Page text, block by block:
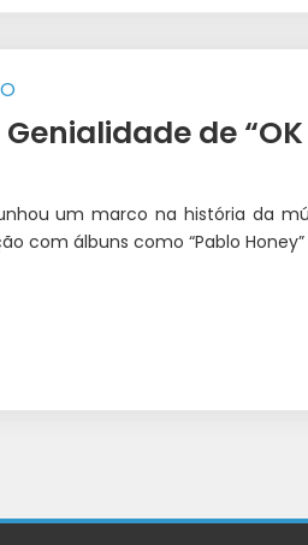
de
um marco na história da
com álbuns como “Pablo